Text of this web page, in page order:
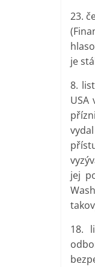
23.
je
8.
USA
jej
18.